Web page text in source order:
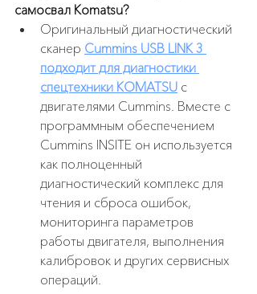
самосвал Komatsu?
Оригинальный диагностический
сканер Cummins USB LINK 3
подходит для диагностики
спецтехники KOMATSU с
двигателями Cummins. Вместе с
программным обеспечением
Cummins INSITE он используется
как полноценный
диагностический комплекс для
чтения и сброса ошибок,
мониторинга параметров
работы двигателя, выполнения
калибровок и других сервисных
операций.